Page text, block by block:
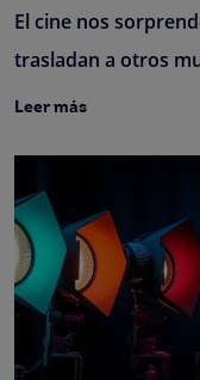
El cine nos
trasladan a otros
Leer más